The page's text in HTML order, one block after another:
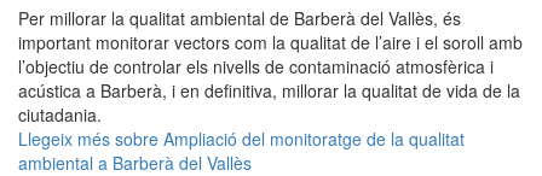
Per millorar la qualitat ambiental de Barberà del Vallès, és
important monitorar vectors com la qualitat de l’aire i el soroll amb
l’objectiu de controlar els nivells de contaminació atmosfèrica i
acústica a Barberà, i en definitiva, millorar la qualitat de vida de la
ciutadania.
Llegeix més sobre Ampliació del monitoratge de la qualitat
ambiental a Barberà del Vallès